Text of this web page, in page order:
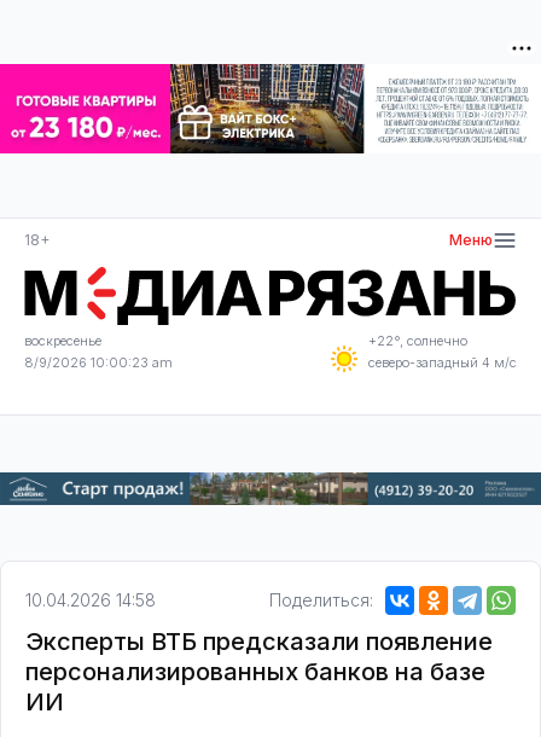
18+ Меню
воскресенье
8/9/2026 10:00:23 am
+22°, солнечно
северо-западный 4 м/с
10.04.2026 14:58 Поделиться:
Эксперты ВТБ предсказали появление
персонализированных банков на базе
ИИ